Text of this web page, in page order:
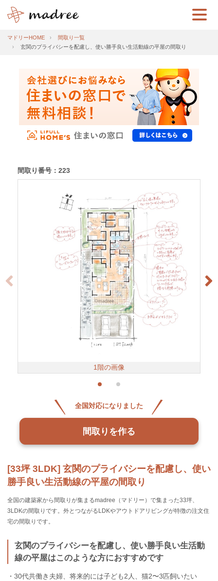
マドリーHOME
間取り一覧
玄関のプライバシーを配慮し、使い勝手良い生活動線の平屋の間取り
[33坪 3LDK] 玄関のプライバシーを配慮し、使い
勝手良い生活動線の平屋の間取り
全国の建築家から間取りが集まるmadree（マドリー）で集まった33坪、
3LDKの間取りです。外とつながるLDKやアウトドアリビングが特徴の注文住
宅の間取りです。
玄関のプライバシーを配慮し、使い勝手良い生活動
線の平屋はこのような方におすすめです
・30代共働き夫婦、将来的には子ども2人、猫2〜3匹飼いたい
間取り番号：223
1階の画像
全国対応になりました
間取りを作る